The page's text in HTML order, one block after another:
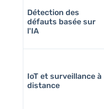
Détection des
défauts basée sur
l'IA
IoT et surveillance à
distance